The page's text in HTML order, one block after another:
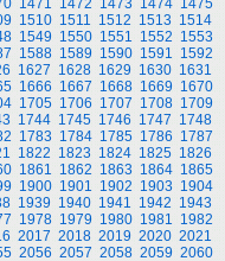
1471 1472 1473 1474 1475
1510 1511 1512 1513 1514
1549 1550 1551 1552 1553
1588 1589 1590 1591 1592
1627 1628 1629 1630 1631
1666 1667 1668 1669 1670
1705 1706 1707 1708 1709
1744 1745 1746 1747 1748
1783 1784 1785 1786 1787
1822 1823 1824 1825 1826
1861 1862 1863 1864 1865
1900 1901 1902 1903 1904
1939 1940 1941 1942 1943
1978 1979 1980 1981 1982
2017 2018 2019 2020 2021
2056 2057 2058 2059 2060